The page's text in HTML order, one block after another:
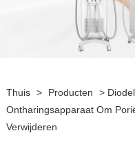
Thuis > Producten >
Ontharingsapparaat Om
Verwijderen